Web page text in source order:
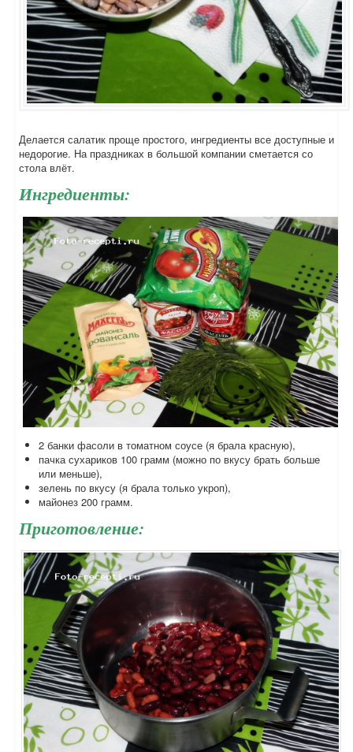
Делается салатик проще простого, ингредиенты все доступные и
недорогие. На праздниках в большой компании сметается со
стола влёт.
Ингредиенты:
2 банки фасоли в томатном соусе (я брала красную),
пачка сухариков 100 грамм (можно по вкусу брать больше
или меньше),
зелень по вкусу (я брала только укроп),
майонез 200 грамм.
Приготовление: